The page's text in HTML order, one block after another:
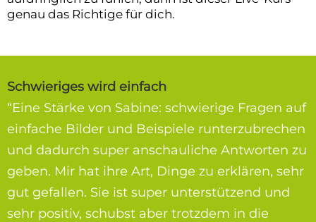
genau das Richtige für dich.
Schwieriges wird einfach
“Eine Stärke von Sabine: schwierige Fragen auf
einfache Bilder und Beispiele runterzubrechen
und dadurch super anschauliche Antworten zu
geben. Mir hat ihre Art, Dinge zu erklären, sehr
gut gefallen. Sie ist super unterstützend und
sehr positiv, schubst aber trotzdem in die